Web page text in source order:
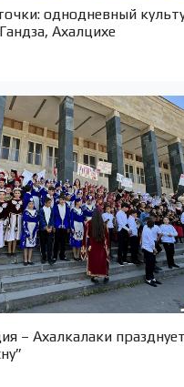
однодневный
Ахалцихе
– Ахалкалаки празднует